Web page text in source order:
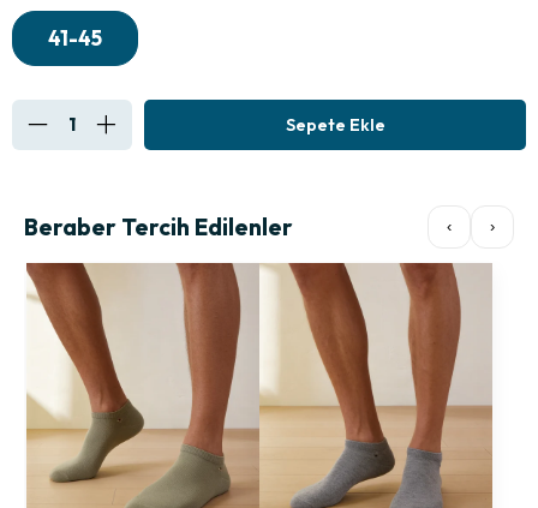
41-45
Beraber Tercih Edilenler ‹ ›